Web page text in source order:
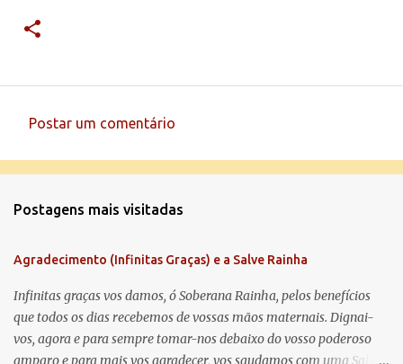
e
t
á
r
i
Postar um comentário
Postagens mais visitadas
Agradecimento (Infinitas Graças) e a Salve Rainha
Infinitas graças vos damos, ó Soberana Rainha, pelos benefícios
que todos os dias recebemos de vossas mãos maternais. Dignai-
vos, agora e para sempre tomar-nos debaixo do vosso poderoso
amparo e para mais vos agradecer, vos saudamos com uma Salve